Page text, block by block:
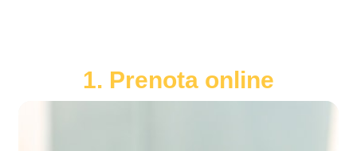
1. Prenota online